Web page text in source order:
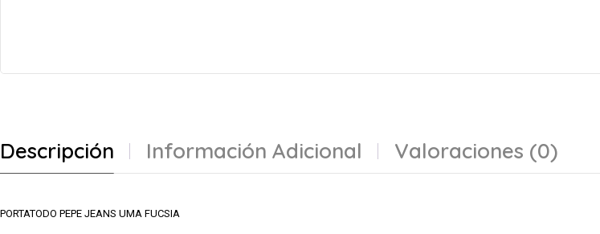
Descripción Información Adicional Valoraciones (0)
PORTATODO PEPE JEANS UMA FUCSIA